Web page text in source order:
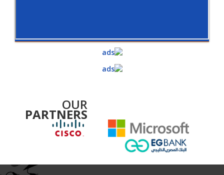
OUR
PARTNERS